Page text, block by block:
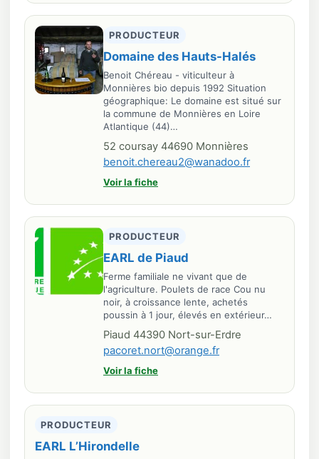
PRODUCTEUR
Domaine des Hauts-Halés
Benoit Chéreau - viticulteur à
Monnières bio depuis 1992 Situation
géographique: Le domaine est situé sur
la commune de Monnières en Loire
Atlantique (44)…
52 coursay 44690 Monnières
benoit.chereau2@wanadoo.fr
Voir la fiche
PRODUCTEUR
EARL de Piaud
Ferme familiale ne vivant que de
l'agriculture. Poulets de race Cou nu
noir, à croissance lente, achetés
poussin à 1 jour, élevés en extérieur…
Piaud 44390 Nort-sur-Erdre
pacoret.nort@orange.fr
Voir la fiche
PRODUCTEUR
EARL L’Hirondelle